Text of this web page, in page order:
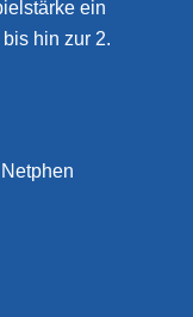
ein
hin zur 2.